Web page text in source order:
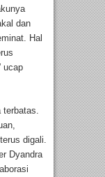
dan
Hal
ucap
digali.
Dyandra